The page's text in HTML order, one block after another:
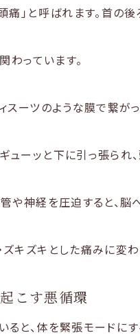
痛」と呼ばれます。首の
わっています。
スーツのような膜で繋が
ーッと下に引っ張られ
や神経を圧迫すると、脳
キズキとした痛みに変わ
こす悪循環
と、体を緊張モードに